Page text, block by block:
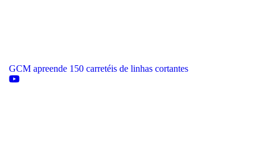
GCM apreende 150 carretéis de linhas cortantes